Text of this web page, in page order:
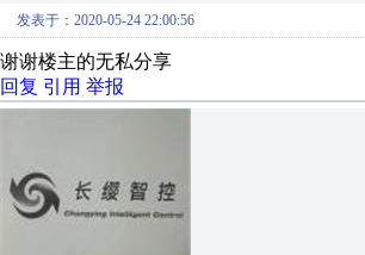
发表于：2020-05-24 22:00:56
谢谢楼主的无私分享
回复 引用 举报